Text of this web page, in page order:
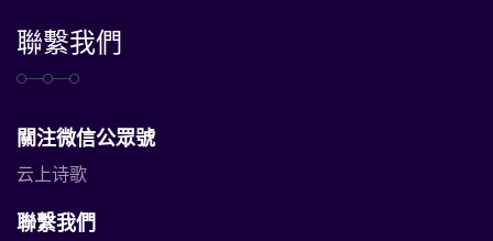
聯繫我們
關注微信公眾號
云上诗歌
聯繫我們